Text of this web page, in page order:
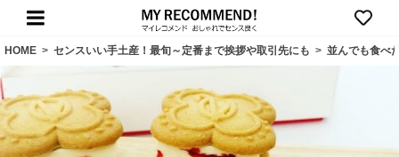
HOME > センスいい手土産！最旬～定番まで挨拶や取引先にも > 並んでも食べ